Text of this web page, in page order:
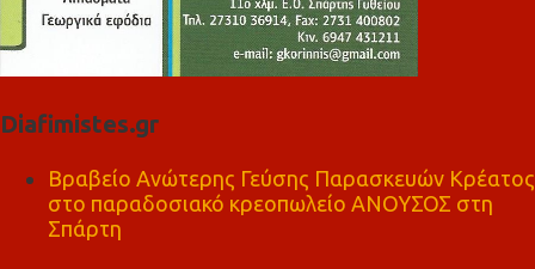
Diafimistes.gr
Βραβείο Ανώτερης Γεύσης Παρασκευών Κρέατος
στο παραδοσιακό κρεοπωλείο ΑΝΟΥΣΟΣ στη
Σπάρτη